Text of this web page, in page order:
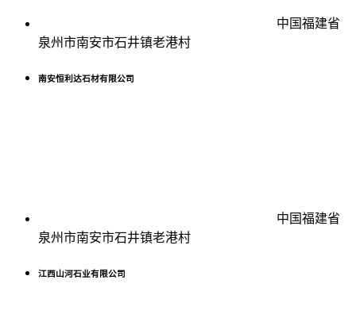
中国福建省
泉州市南安市石井镇老港村
南安恒利达石材有限公司
中国福建省
泉州市南安市石井镇老港村
江西山河石业有限公司